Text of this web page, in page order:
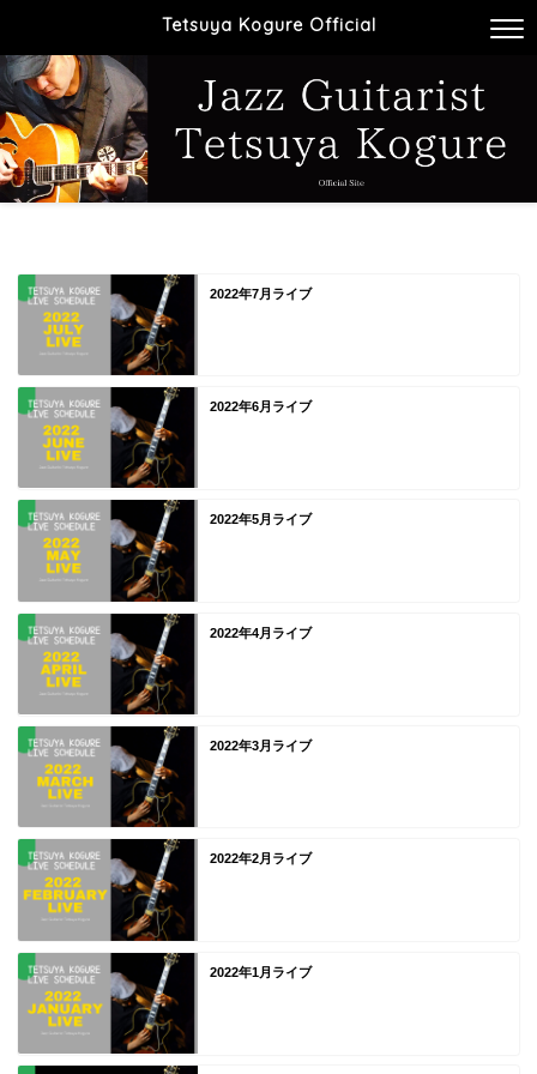
Tetsuya Kogure Official
2022年7月ライブ
2022年6月ライブ
2022年5月ライブ
2022年4月ライブ
2022年3月ライブ
2022年2月ライブ
2022年1月ライブ